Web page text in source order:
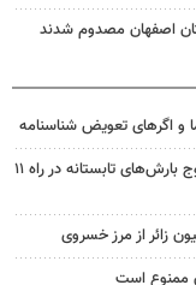
و اگرهای تعویض شناسنامه
وضعیت جوی کشور در ۷۲ ساعت آینده؛ موج بارش‌های تابستانه در راه ۱۱
زائر از مرز خسروی
ممنوع است